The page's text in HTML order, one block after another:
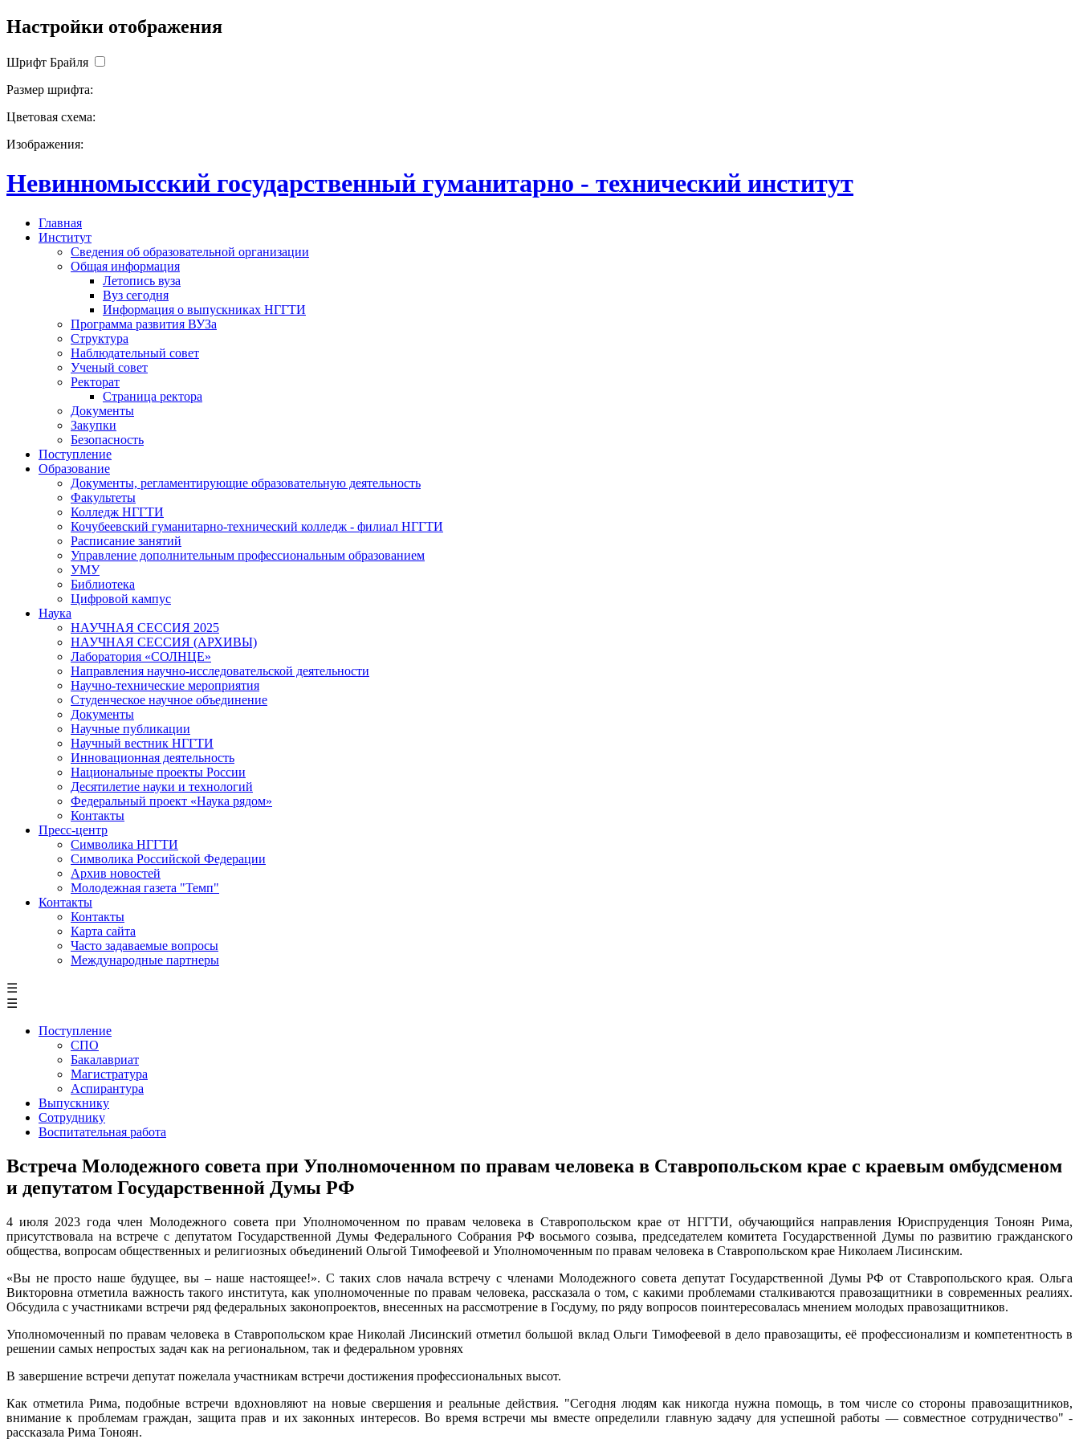
Настройки отображения
Шрифт Брайля
Размер шрифта:
Цветовая схема:
Изображения:
Невинномысский государственный гуманитарно - технический институт
Главная
Институт
Сведения об образовательной организации
Общая информация
Летопись вуза
Вуз сегодня
Информация о выпускниках НГГТИ
Программа развития ВУЗа
Структура
Наблюдательный совет
Ученый совет
Ректорат
Страница ректора
Документы
Закупки
Безопасность
Поступление
Образование
Документы, регламентирующие образовательную деятельность
Факультеты
Колледж НГГТИ
Кочубеевский гуманитарно-технический колледж - филиал НГГТИ
Расписание занятий
Управление дополнительным профессиональным образованием
УМУ
Библиотека
Цифровой кампус
Наука
НАУЧНАЯ СЕССИЯ 2025
НАУЧНАЯ СЕССИЯ (АРХИВЫ)
Лаборатория «СОЛНЦЕ»
Направления научно-исследовательской деятельности
Научно-технические мероприятия
Студенческое научное объединение
Документы
Научные публикации
Научный вестник НГГТИ
Инновационная деятельность
Национальные проекты России
Десятилетие науки и технологий
Федеральный проект «Наука рядом»
Контакты
Пресс-центр
Символика НГГТИ
Символика Российской Федерации
Архив новостей
Молодежная газета "Темп"
Контакты
Контакты
Карта сайта
Часто задаваемые вопросы
Международные партнеры
☰
☰
Поступление
СПО
Бакалавриат
Магистратура
Аспирантура
Выпускнику
Сотруднику
Воспитательная работа
Встреча Молодежного совета при Уполномоченном по правам человека в Ставропольском крае с краевым омбудсменом
и депутатом Государственной Думы РФ
4 июля 2023 года член Молодежного совета при Уполномоченном по правам человека в Ставропольском крае от НГГТИ, обучающийся направления Юриспруденция Тоноян Рима,
присутствовала на встрече с депутатом Государственной Думы Федерального Собрания РФ восьмого созыва, председателем комитета Государственной Думы по развитию гражданского
общества, вопросам общественных и религиозных объединений Ольгой Тимофеевой и Уполномоченным по правам человека в Ставропольском крае Николаем Лисинским.
«Вы не просто наше будущее, вы – наше настоящее!». С таких слов начала встречу с членами Молодежного совета депутат Государственной Думы РФ от Ставропольского края. Ольга
Викторовна отметила важность такого института, как уполномоченные по правам человека, рассказала о том, с какими проблемами сталкиваются правозащитники в современных реалиях.
Обсудила с участниками встречи ряд федеральных законопроектов, внесенных на рассмотрение в Госдуму, по ряду вопросов поинтересовалась мнением молодых правозащитников.
Уполномоченный по правам человека в Ставропольском крае Николай Лисинский отметил большой вклад Ольги Тимофеевой в дело правозащиты, её профессионализм и компетентность в
решении самых непростых задач как на региональном, так и федеральном уровнях
В завершение встречи депутат пожелала участникам встречи достижения профессиональных высот.
Как отметила Рима, подобные встречи вдохновляют на новые свершения и реальные действия. "Сегодня людям как никогда нужна помощь, в том числе со стороны правозащитников,
внимание к проблемам граждан, защита прав и их законных интересов. Во время встречи мы вместе определили главную задачу для успешной работы — совместное сотрудничество" -
рассказала Рима Тоноян.